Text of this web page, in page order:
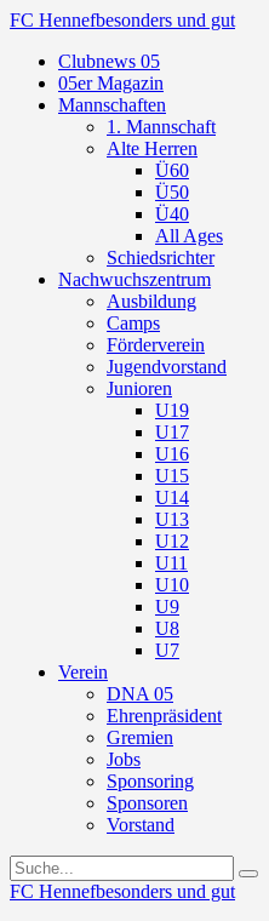
FC Hennefbesonders und gut
Clubnews 05
05er Magazin
Mannschaften
1. Mannschaft
Alte Herren
Ü60
Ü50
Ü40
All Ages
Schiedsrichter
Nachwuchszentrum
Ausbildung
Camps
Förderverein
Jugendvorstand
Junioren
U19
U17
U16
U15
U14
U13
U12
U11
U10
U9
U8
U7
Verein
DNA 05
Ehrenpräsident
Gremien
Jobs
Sponsoring
Sponsoren
Vorstand
FC Hennefbesonders und gut